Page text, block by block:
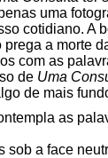
uma
cotidiano. A
prega a morte
com as
de Uma
de mais
as
sob a face